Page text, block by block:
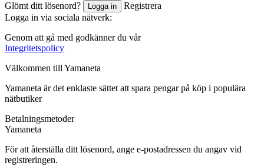
Glömt ditt lösenord?
Logga in
Registrera
Logga in via sociala nätverk:
Genom att gå med godkänner du vår
Integritetspolicy
Välkommen till Yamaneta
Yamaneta är det enklaste sättet att spara pengar på köp i populära
nätbutiker
Betalningsmetoder
Yamaneta
För att återställa ditt lösenord, ange e-postadressen du angav vid
registreringen.